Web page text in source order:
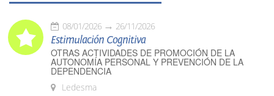
08/01/2026 26/11/2026
Estimulación Cognitiva
OTRAS ACTIVIDADES DE PROMOCIÓN DE LA
AUTONOMÍA PERSONAL Y PREVENCIÓN DE LA
DEPENDENCIA
Ledesma